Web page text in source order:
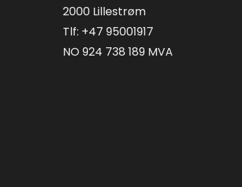
2000 Lillestrøm
Tlf: +47 95001917
NO 924 738 189 MVA